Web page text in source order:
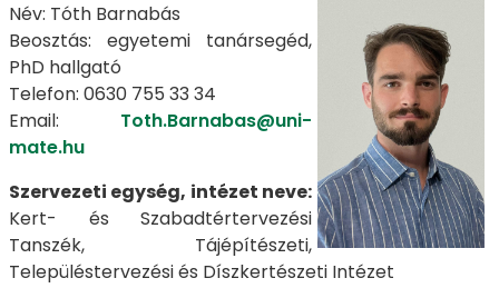
Név: Tóth Barnabás
Beosztás: egyetemi tanársegéd,
PhD hallgató
Telefon: 0630 755 33 34
Email: Toth.Barnabas@uni-
mate.hu
Szervezeti egység, intézet neve:
Kert- és Szabadtértervezési
Tanszék, Tájépítészeti,
Településtervezési és Díszkertészeti Intézet